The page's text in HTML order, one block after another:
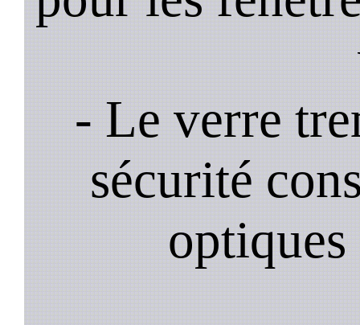
- Le verre
sécurité
optiques